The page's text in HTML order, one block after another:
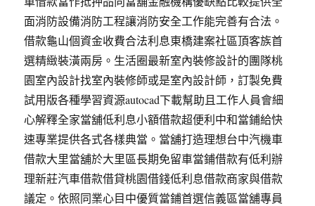
面消防設備消防工程讓消防安全工作能完善有合法。
借款龜山個資金收費合法利息東橋建案社區頂客族首
選精緻裝潢兩房。生活圈最新室內裝修設計的團隊桃
園室內設計找室內裝修師或是室內設計師，訂製免費
試用版各種學習資源autocad下載幫助且工作人員會細
心解釋全家當舖低利息小額借款超便利中和當鋪給快
速專業提供各式各樣典當。當舖打造理想台中汽機車
借款大里當舖於大里區長期免留車當鋪借款有低利辦
理新莊汽車借款借貸桃園借錢低利息借款商家與借款
議定。依照同業心目中優質當鋪首選信義區當舖專員